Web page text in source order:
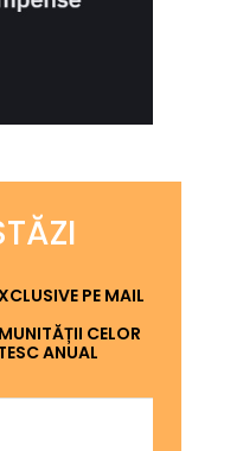
PE MAIL
CELOR
ANUAL